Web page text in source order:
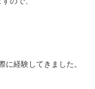
経験してきました。